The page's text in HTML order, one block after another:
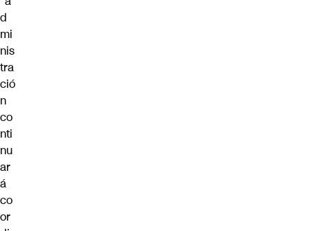
d
mi
nis
tra
ció
n
co
nti
nu
ar
á
co
or